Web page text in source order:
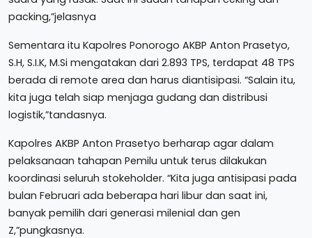
packing,”jelasnya
Sementara itu Kapolres Ponorogo AKBP Anton Prasetyo,
S.H, S.I.K, M.Si mengatakan dari 2.893 TPS, terdapat 48 TPS
berada di remote area dan harus diantisipasi. “Salain itu,
kita juga telah siap menjaga gudang dan distribusi
logistik,”tandasnya.
Kapolres AKBP Anton Prasetyo berharap agar dalam
pelaksanaan tahapan Pemilu untuk terus dilakukan
koordinasi seluruh stokeholder. “Kita juga antisipasi pada
bulan Februari ada beberapa hari libur dan saat ini,
banyak pemilih dari generasi milenial dan gen
Z,”pungkasnya.